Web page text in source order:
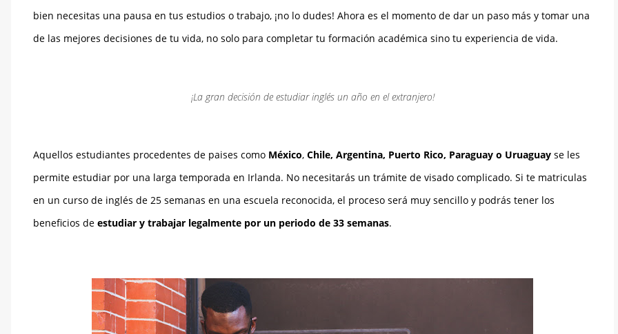
bien necesitas una pausa en tus estudios o trabajo, ¡no lo dudes! Ahora es el momento de dar un paso más y tomar una
de las mejores decisiones de tu vida, no solo para completar tu formación académica sino tu experiencia de vida.
¡La gran decisión de estudiar inglés un año en el extranjero!
Aquellos estudiantes procedentes de paises como México, Chile, Argentina, Puerto Rico, Paraguay o Uruaguay se les
permite estudiar por una larga temporada en Irlanda. No necesitarás un trámite de visado complicado. Si te matriculas
en un curso de inglés de 25 semanas en una escuela reconocida, el proceso será muy sencillo y podrás tener los
beneficios de estudiar y trabajar legalmente por un periodo de 33 semanas.